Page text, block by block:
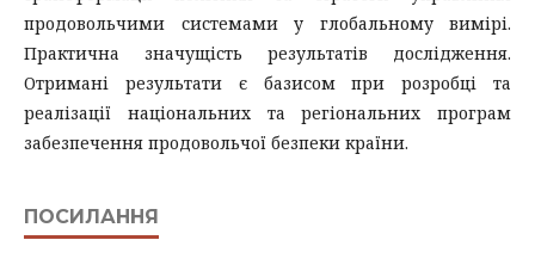
продовольчими системами у глобальному вимірі.
Практична значущість результатів дослідження.
Отримані результати є базисом при розробці та
реалізації національних та регіональних програм
забезпечення продовольчої безпеки країни.
ПОСИЛАННЯ